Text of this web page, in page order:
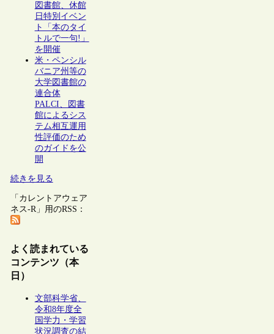
図書館、休館
日特別イベン
ト「本のタイ
トルで一句!」
を開催
米・ペンシル
バニア州等の
大学図書館の
連合体
PALCI、図書
館によるシス
テム相互運用
性評価のため
のガイドを公
開
続きを見る
「カレントアウェア
ネス-R」用のRSS：
よく読まれている
コンテンツ（本
日）
文部科学省、
令和8年度全
国学力・学習
状況調査の結